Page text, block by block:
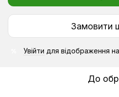
Замовити
Увійти для відображення
До